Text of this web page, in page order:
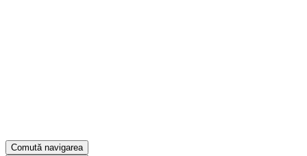
Comută navigarea